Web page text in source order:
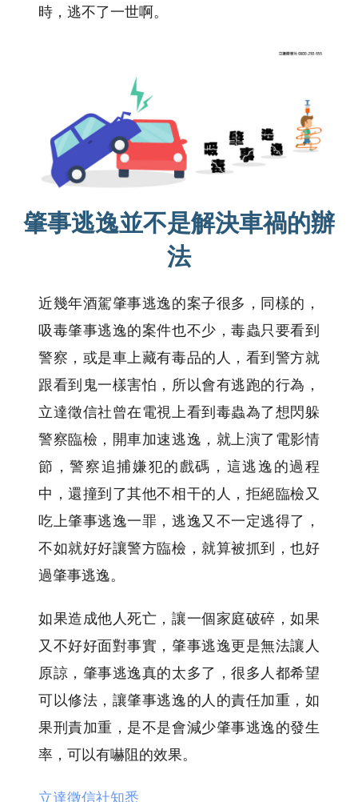
時，逃不了一世啊。
肇事逃逸並不是解決車禍的辦
法
近幾年酒駕肇事逃逸的案子很多，同樣的，
吸毒肇事逃逸的案件也不少，毒蟲只要看到
警察，或是車上藏有毒品的人，看到警方就
跟看到鬼一樣害怕，所以會有逃跑的行為，
立達徵信社曾在電視上看到毒蟲為了想閃躲
警察臨檢，開車加速逃逸，就上演了電影情
節，警察追捕嫌犯的戲碼，這逃逸的過程
中，還撞到了其他不相干的人，拒絕臨檢又
吃上肇事逃逸一罪，逃逸又不一定逃得了，
不如就好好讓警方臨檢，就算被抓到，也好
過肇事逃逸。
如果造成他人死亡，讓一個家庭破碎，如果
又不好好面對事實，肇事逃逸更是無法讓人
原諒，肇事逃逸真的太多了，很多人都希望
可以修法，讓肇事逃逸的人的責任加重，如
果刑責加重，是不是會減少肇事逃逸的發生
率，可以有嚇阻的效果。
立達徵信社知悉